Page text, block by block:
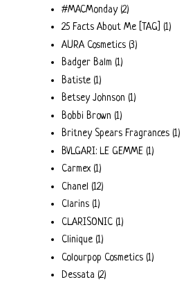
#MACMonday (2)
25 Facts About Me [TAG] (1)
AURA Cosmetics (3)
Badger Balm (1)
Batiste (1)
Betsey Johnson (1)
Bobbi Brown (1)
Britney Spears Fragrances (1)
BVLGARI: LE GEMME (1)
Carmex (1)
Chanel (12)
Clarins (1)
CLARISONIC (1)
Clinique (1)
Colourpop Cosmetics (1)
Dessata (2)